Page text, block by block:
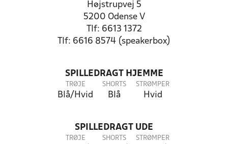
Højstrupvej 5
5200 Odense V
Tlf: 6613 1372
Tlf: 6616 8574 (speakerbox)
SPILLEDRAGT HJEMME
TRØJE
Blå/Hvid
SHORTS
Blå
STRØMPER
Hvid
SPILLEDRAGT UDE
TRØJE SHORTS STRØMPER